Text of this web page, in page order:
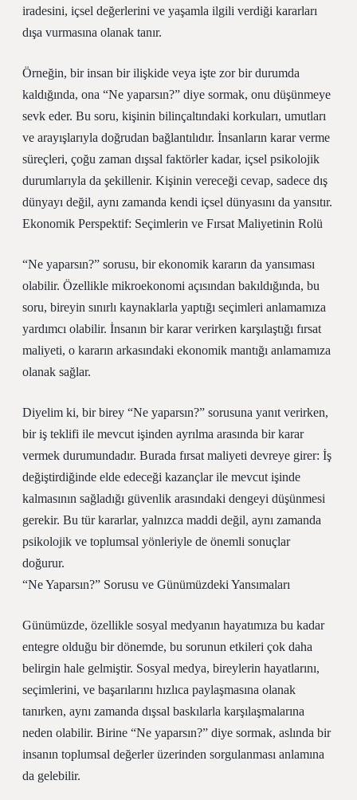
iradesini, içsel değerlerini ve yaşamla ilgili verdiği kararları
dışa vurmasına olanak tanır.
Örneğin, bir insan bir ilişkide veya işte zor bir durumda
kaldığında, ona “Ne yaparsın?” diye sormak, onu düşünmeye
sevk eder. Bu soru, kişinin bilinçaltındaki korkuları, umutları
ve arayışlarıyla doğrudan bağlantılıdır. İnsanların karar verme
süreçleri, çoğu zaman dışsal faktörler kadar, içsel psikolojik
durumlarıyla da şekillenir. Kişinin vereceği cevap, sadece dış
dünyayı değil, aynı zamanda kendi içsel dünyasını da yansıtır.
Ekonomik Perspektif: Seçimlerin ve Fırsat Maliyetinin Rolü
“Ne yaparsın?” sorusu, bir ekonomik kararın da yansıması
olabilir. Özellikle mikroekonomi açısından bakıldığında, bu
soru, bireyin sınırlı kaynaklarla yaptığı seçimleri anlamamıza
yardımcı olabilir. İnsanın bir karar verirken karşılaştığı fırsat
maliyeti, o kararın arkasındaki ekonomik mantığı anlamamıza
olanak sağlar.
Diyelim ki, bir birey “Ne yaparsın?” sorusuna yanıt verirken,
bir iş teklifi ile mevcut işinden ayrılma arasında bir karar
vermek durumundadır. Burada fırsat maliyeti devreye girer: İş
değiştirdiğinde elde edeceği kazançlar ile mevcut işinde
kalmasının sağladığı güvenlik arasındaki dengeyi düşünmesi
gerekir. Bu tür kararlar, yalnızca maddi değil, aynı zamanda
psikolojik ve toplumsal yönleriyle de önemli sonuçlar
doğurur.
“Ne Yaparsın?” Sorusu ve Günümüzdeki Yansımaları
Günümüzde, özellikle sosyal medyanın hayatımıza bu kadar
entegre olduğu bir dönemde, bu sorunun etkileri çok daha
belirgin hale gelmiştir. Sosyal medya, bireylerin hayatlarını,
seçimlerini, ve başarılarını hızlıca paylaşmasına olanak
tanırken, aynı zamanda dışsal baskılarla karşılaşmalarına
neden olabilir. Birine “Ne yaparsın?” diye sormak, aslında bir
insanın toplumsal değerler üzerinden sorgulanması anlamına
da gelebilir.